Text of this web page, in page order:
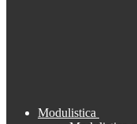
Modulistica